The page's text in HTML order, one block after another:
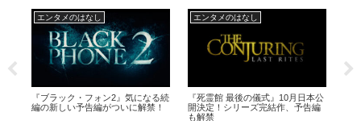
その他のはなし
2025年6月｜茨城の気になるイベ
ント5選。おでかけにぴったりな週
エンタメのはなし
たま「さよなら人類」収録の『さ
んだる』など11作をサブスク解
禁、一挙配信スタート